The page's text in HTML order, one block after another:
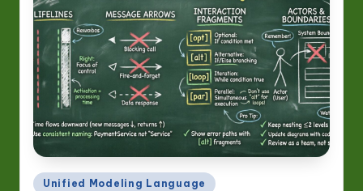
Posted
Unified Modeling Language